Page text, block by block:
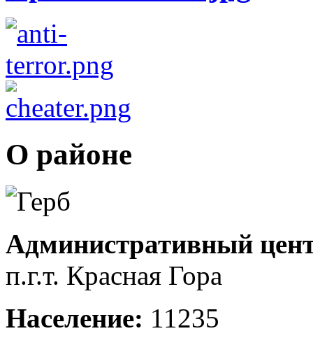
О районе
Административный
п.г.т. Красная Гора
Население: 11235